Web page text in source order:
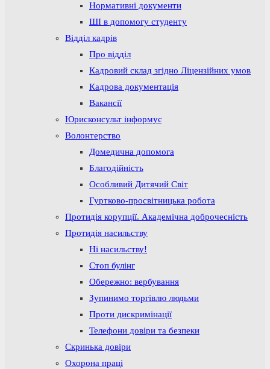
Нормативні документи
ШІ в допомогу студенту
Відділ кадрів
Про відділ
Кадровий склад згідно Ліцензійних умов
Кадрова документація
Вакансії
Юрисконсульт інформує
Волонтерство
Домедична допомога
Благодійність
Особливий Дитячий Світ
Гуртково-просвітницька робота
Протидія корупції. Академічна доброчесність
Протидія насильству
Ні насильству!
Стоп булінг
Обережно: вербування
Зупинимо торгівлю людьми
Проти дискримінації
Телефони довіри та безпеки
Скринька довіри
Охорона праці